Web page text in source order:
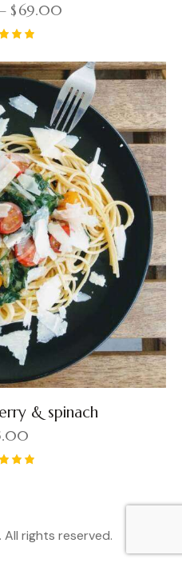
– $69.00
of 5
& spinach
rights reserved.